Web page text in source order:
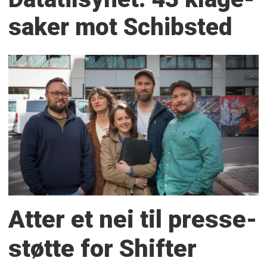
saker mot Schibsted
Atter et nei til presse­
støtte for Shifter